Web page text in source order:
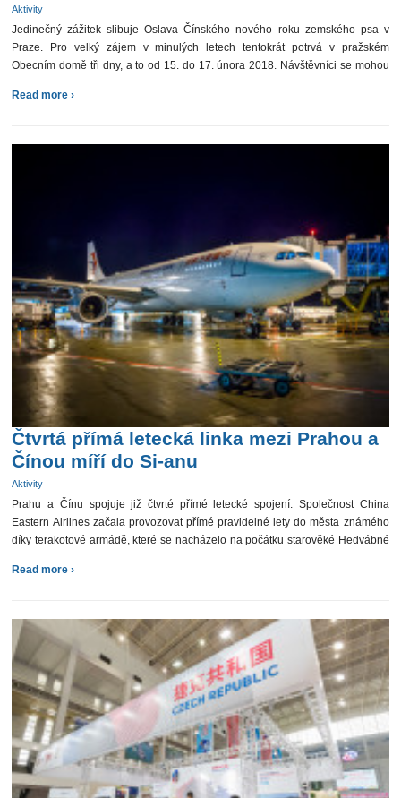
Aktivity
Jedinečný zážitek slibuje Oslava Čínského nového roku zemského psa v
Praze. Pro velký zájem v minulých letech tentokrát potrvá v pražském
Obecním domě tři dny, a to od 15. do 17. února 2018. Návštěvníci se mohou
Read more ›
Čtvrtá přímá letecká linka mezi Prahou a
Čínou míří do Si-anu
Aktivity
Prahu a Čínu spojuje již čtvrté přímé letecké spojení. Společnost China
Eastern Airlines začala provozovat přímé pravidelné lety do města známého
díky terakotové armádě, které se nacházelo na počátku starověké Hedvábné
Read more ›